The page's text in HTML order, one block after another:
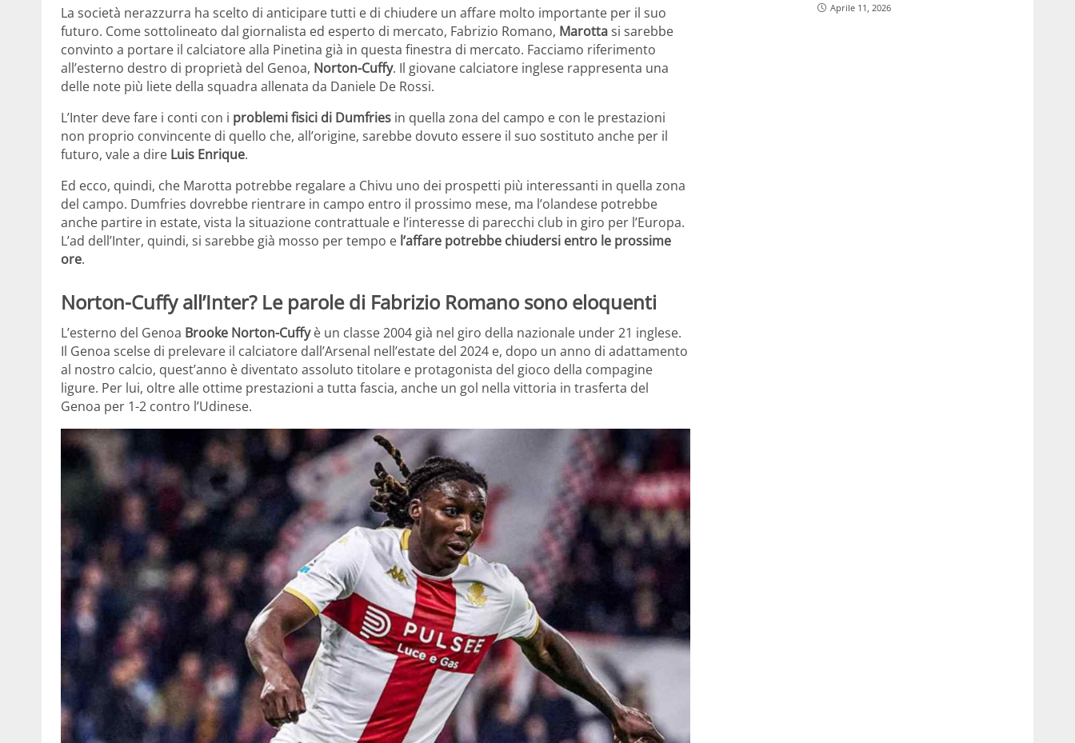
La società nerazzurra ha scelto di anticipare tutti e di chiudere un affare molto importante per il suo
futuro. Come sottolineato dal giornalista ed esperto di mercato, Fabrizio Romano, Marottasi sarebbe
convinto a portare il calciatore alla Pinetina già in questa finestra di mercato. Facciamo riferimento
all’esterno destro di proprietà del Genoa, Norton-Cuffy. Il giovane calciatore inglese rappresenta una
delle note più liete della squadra allenata da Daniele De Rossi.
L’Inter deve fare i conti con i problemi fisici di Dumfries in quella zona del campo e con le prestazioni
non proprio convincente di quello che, all’origine, sarebbe dovuto essere il suo sostituto anche per il
futuro, vale a dire Luis Enrique.
Ed ecco, quindi, che Marotta potrebbe regalare a Chivu uno dei prospetti più interessanti in quella zona
del campo. Dumfries dovrebbe rientrare in campo entro il prossimo mese, ma l’olandese potrebbe
anche partire in estate, vista la situazione contrattuale e l’interesse di parecchi club in giro per l’Europa.
L’ad dell’Inter, quindi, si sarebbe già mosso per tempo e l’affare potrebbe chiudersi entro le prossime
ore.
Norton-Cuffy all’Inter? Le parole di Fabrizio Romano sono eloquenti
L’esterno del Genoa Brooke Norton-Cuffyè un classe 2004 già nel giro della nazionale under 21 inglese.
Il Genoa scelse di prelevare il calciatore dall’Arsenal nell’estate del 2024 e, dopo un anno di adattamento
al nostro calcio, quest’anno è diventato assoluto titolare e protagonista del gioco della compagine
ligure. Per lui, oltre alle ottime prestazioni a tutta fascia, anche un gol nella vittoria in trasferta del
Genoa per 1-2 contro l’Udinese.
Aprile 11, 2026